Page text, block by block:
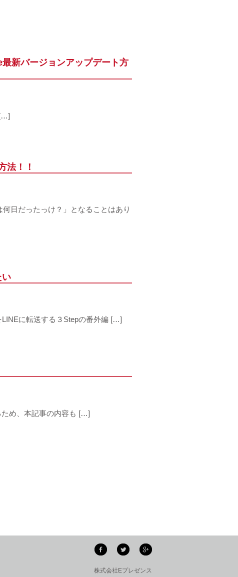
新バージョンアップデート方
法！！
日だったっけ？」となることはあり
い
に転送する３Stepの番外編 […]
ため、本記事の内容も […]
株式会社Eプレゼンス